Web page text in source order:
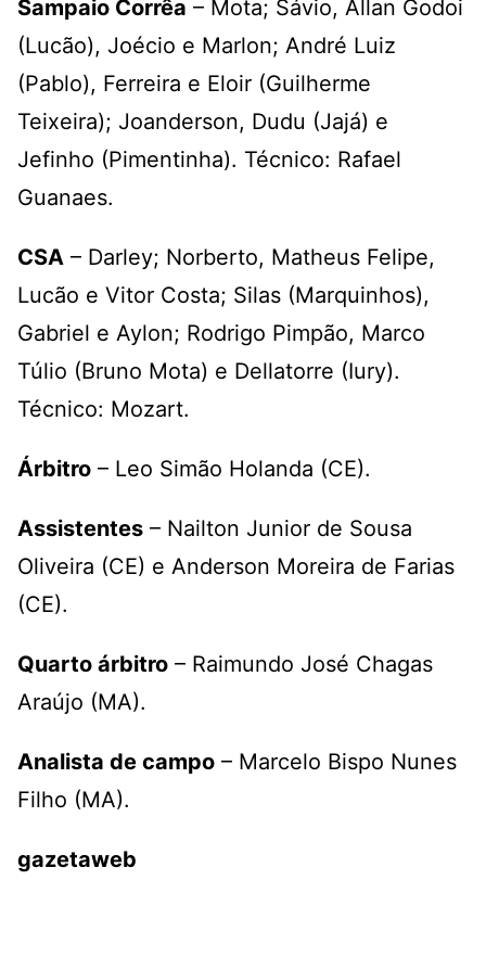
Sampaio Corrêa – Mota; Sávio, Allan Godoi
(Lucão), Joécio e Marlon; André Luiz
(Pablo), Ferreira e Eloir (Guilherme
Teixeira); Joanderson, Dudu (Jajá) e
Jefinho (Pimentinha). Técnico: Rafael
Guanaes.
CSA – Darley; Norberto, Matheus Felipe,
Lucão e Vitor Costa; Silas (Marquinhos),
Gabriel e Aylon; Rodrigo Pimpão, Marco
Túlio (Bruno Mota) e Dellatorre (Iury).
Técnico: Mozart.
Árbitro – Leo Simão Holanda (CE).
Assistentes – Nailton Junior de Sousa
Oliveira (CE) e Anderson Moreira de Farias
(CE).
Quarto árbitro – Raimundo José Chagas
Araújo (MA).
Analista de campo – Marcelo Bispo Nunes
Filho (MA).
gazetaweb